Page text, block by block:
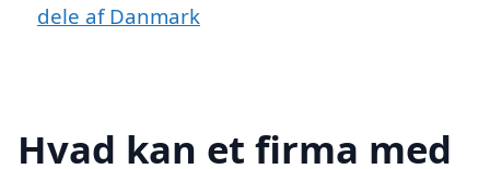
dele af Danmark
Hvad kan et firma med